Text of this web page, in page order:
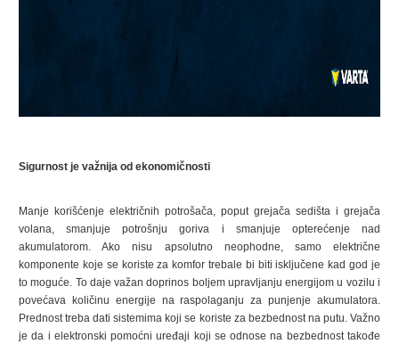
Sigurnost je važnija od ekonomičnosti
Manje korišćenje električnih potrošača, poput grejača sedišta i grejača
volana, smanjuje potrošnju goriva i smanjuje opterećenje nad
akumulatorom. Ako nisu apsolutno neophodne, samo električne
komponente koje se koriste za komfor trebale bi biti isključene kad god je
to moguće. To daje važan doprinos boljem upravljanju energijom u vozilu i
povećava količinu energije na raspolaganju za punjenje akumulatora.
Prednost treba dati sistemima koji se koriste za bezbednost na putu. Važno
je da i elektronski pomoćni uređaji koji se odnose na bezbednost takođe